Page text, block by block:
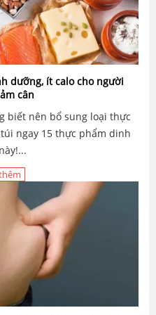
dưỡng, ít calo cho người
cân
biết nên bổ sung loại thực
ngay 15 thực phẩm dinh